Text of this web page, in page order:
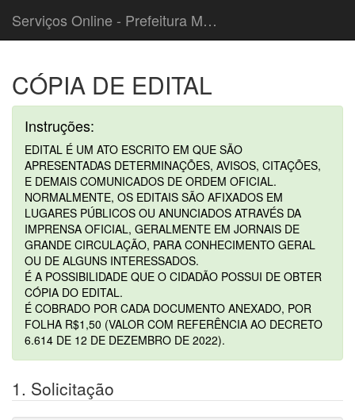
Serviços Online - Prefeitura Municipal de Cordeiropolis
CÓPIA DE EDITAL
Instruções:
EDITAL É UM ATO ESCRITO EM QUE SÃO
APRESENTADAS DETERMINAÇÕES, AVISOS, CITAÇÕES,
E DEMAIS COMUNICADOS DE ORDEM OFICIAL.
NORMALMENTE, OS EDITAIS SÃO AFIXADOS EM
LUGARES PÚBLICOS OU ANUNCIADOS ATRAVÉS DA
IMPRENSA OFICIAL, GERALMENTE EM JORNAIS DE
GRANDE CIRCULAÇÃO, PARA CONHECIMENTO GERAL
OU DE ALGUNS INTERESSADOS.
É A POSSIBILIDADE QUE O CIDADÃO POSSUI DE OBTER
CÓPIA DO EDITAL.
É COBRADO POR CADA DOCUMENTO ANEXADO, POR
FOLHA R$1,50 (VALOR COM REFERÊNCIA AO DECRETO
6.614 DE 12 DE DEZEMBRO DE 2022).
1. Solicitação